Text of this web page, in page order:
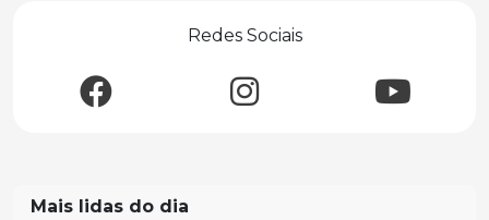
Redes Sociais
Mais lidas do dia